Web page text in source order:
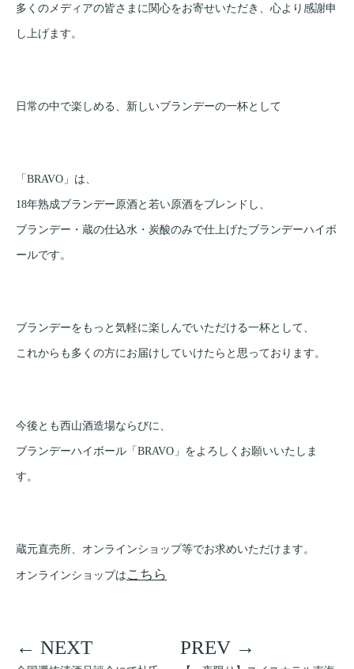
多くのメディアの皆さまに関心をお寄せいただき、心より感謝申
し上げます。
日常の中で楽しめる、新しいブランデーの一杯として
「BRAVO」は、
18年熟成ブランデー原酒と若い原酒をブレンドし、
ブランデー・蔵の仕込水・炭酸のみで仕上げたブランデーハイボ
ールです。
ブランデーをもっと気軽に楽しんでいただける一杯として、
これからも多くの方にお届けしていけたらと思っております。
今後とも西山酒造場ならびに、
ブランデーハイボール「BRAVO」をよろしくお願いいたしま
す。
蔵元直売所、オンラインショップ等でお求めいただけます。
オンラインショップは こちら